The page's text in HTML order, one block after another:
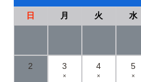
日 月 火 水
2 3
×
4
×
5
×